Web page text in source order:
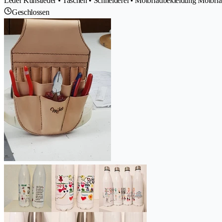
Geschlossen